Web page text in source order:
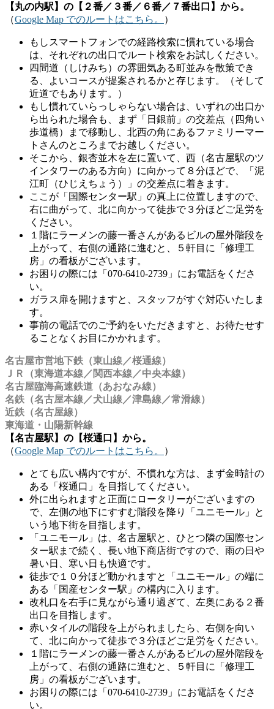
【丸の内駅】の【２番／３番／６番／７番出口】から。
（Google Map でのルートはこちら。 ）
もしスマートフォンでの経路検索に慣れている場合
は、それぞれの出口でルート検索をお試しください。
四間道（しけみち）の雰囲気ある町並みを散策でき
る、よいコースが提案されるかと存じます。（そして
近道でもあります。）
もし慣れていらっしゃらない場合は、いずれの出口か
ら出られた場合も、まず「日銀前」の交差点（四角い
歩道橋）まで移動し、北西の角にあるファミリーマー
トさんのところまでお越しください。
そこから、銀杏並木を左に置いて、西（名古屋駅のツ
インタワーのある方向）に向かって８分ほどで、「泥
江町（ひじえちょう）」の交差点に着きます。
ここが「国際センター駅」の真上に位置しますので、
右に曲がって、北に向かって徒歩で３分ほどご足労を
ください。
１階にラーメンの藤一番さんがあるビルの屋外階段を
上がって、右側の通路に進むと、５軒目に「修理工
房」の看板がございます。
お困りの際には「070-6410-2739」にお電話をくださ
い。
ガラス扉を開けますと、スタッフがすぐ対応いたしま
す。
事前の電話でのご予約をいただきますと、お待たせす
ることなくお目にかかれます。
名古屋市営地下鉄（東山線／桜通線）
ＪＲ（東海道本線／関西本線／中央本線）
名古屋臨海高速鉄道（あおなみ線）
名鉄（名古屋本線／犬山線／津島線／常滑線）
近鉄（名古屋線）
東海道・山陽新幹線
【名古屋駅】の【桜通口】から。
（Google Map でのルートはこちら。 ）
とても広い構内ですが、不慣れな方は、まず金時計の
ある「桜通口」を目指してください。
外に出られますと正面にロータリーがございますの
で、左側の地下にすすむ階段を降り「ユニモール」と
いう地下街を目指します。
「ユニモール」は、名古屋駅と、ひとつ隣の国際セン
ター駅まで続く、長い地下商店街ですので、雨の日や
暑い日、寒い日も快適です。
徒歩で１０分ほど動かれますと「ユニモール」の端に
ある「国産センター駅」の構内に入ります。
改札口を右手に見ながら通り過ぎて、左奥にある２番
出口を目指します。
赤いタイルの階段を上がられましたら、右側を向い
て、北に向かって徒歩で３分ほどご足労をください。
１階にラーメンの藤一番さんがあるビルの屋外階段を
上がって、右側の通路に進むと、５軒目に「修理工
房」の看板がございます。
お困りの際には「070-6410-2739」にお電話をくださ
い。